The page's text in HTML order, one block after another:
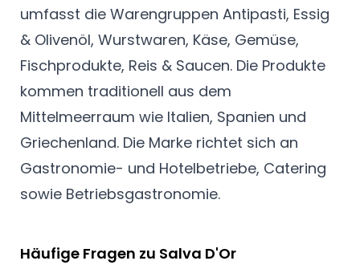
umfasst die Warengruppen Antipasti, Essig
& Olivenöl, Wurstwaren, Käse, Gemüse,
Fischprodukte, Reis & Saucen. Die Produkte
kommen traditionell aus dem
Mittelmeerraum wie Italien, Spanien und
Griechenland. Die Marke richtet sich an
Gastronomie- und Hotelbetriebe, Catering
sowie Betriebsgastronomie.
Häufige Fragen zu Salva D'Or